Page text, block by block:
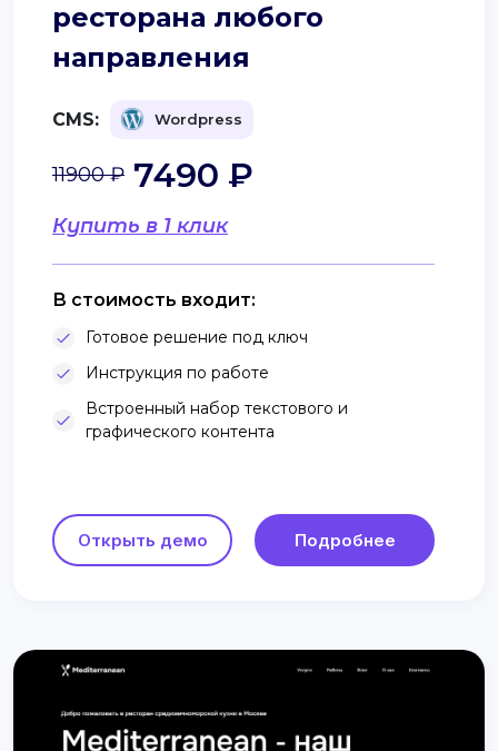
ресторана любого
направления
CMS: Wordpress
Купить в 1 клик
11900 ₽ 7490 ₽
В стоимость входит:
Готовое решение под ключ
Инструкция по работе
Встроенный набор текстового и
графического контента
Открыть демо Подробнее